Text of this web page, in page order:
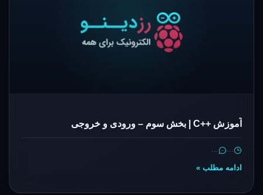
آموزش ++C | بخش سوم – ورودی و خروجی
…
…
ادامه مطلب »